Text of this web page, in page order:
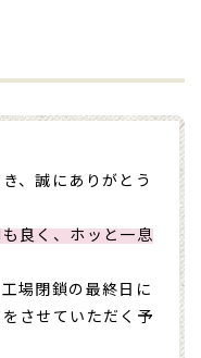
、誠にありがとう
良く、ホッと一息
場閉鎖の最終日に
させていただく予